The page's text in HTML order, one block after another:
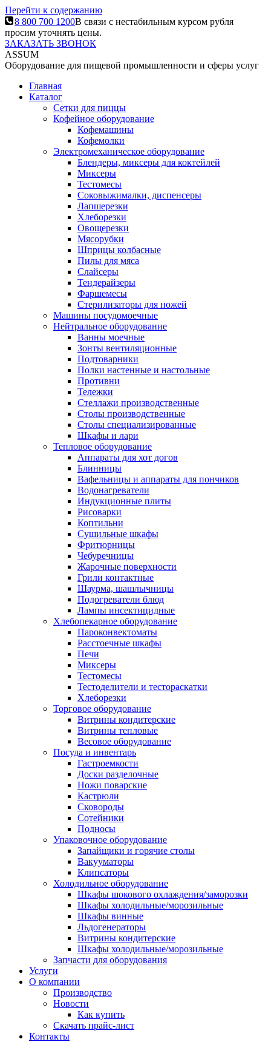
Перейти к содержанию
8 800 700 1200В связи с нестабильным курсом рубля
просим уточнять цены.
ЗАКАЗАТЬ ЗВОНОК
ASSUM
Оборудование для пищевой промышленности и сферы услуг
Главная
Каталог
Сетки для пиццы
Кофейное оборудование
Кофемашины
Кофемолки
Электромеханическое оборудование
Блендеры, миксеры для коктейлей
Миксеры
Тестомесы
Соковыжималки, диспенсеры
Лапшерезки
Хлеборезки
Овощерезки
Мясорубки
Шприцы колбасные
Пилы для мяса
Слайсеры
Тендерайзеры
Фаршемесы
Стерилизаторы для ножей
Машины посудомоечные
Нейтральное оборудование
Ванны моечные
Зонты вентиляционные
Подтоварники
Полки настенные и настольные
Противни
Тележки
Стеллажи производственные
Столы производственные
Столы специализированные
Шкафы и лари
Тепловое оборудование
Аппараты для хот догов
Блинницы
Вафельницы и аппараты для пончиков
Водонагреватели
Индукционные плиты
Рисоварки
Коптильни
Сушильные шкафы
Фритюрницы
Чебуречницы
Жарочные поверхности
Грили контактные
Шаурма, шашлычницы
Подогреватели блюд
Лампы инсектицидные
Хлебопекарное оборудование
Пароконвектоматы
Расстоечные шкафы
Печи
Миксеры
Тестомесы
Тестоделители и тестораскатки
Хлеборезки
Торговое оборудование
Витрины кондитерские
Витрины тепловые
Весовое оборудование
Посуда и инвентарь
Гастроемкости
Доски разделочные
Ножи поварские
Кастрюли
Сковороды
Сотейники
Подносы
Упаковочное оборудование
Запайщики и горячие столы
Вакууматоры
Клипсаторы
Холодильное оборудование
Шкафы шокового охлаждения/заморозки
Шкафы холодильные/морозильные
Шкафы винные
Льдогенераторы
Витрины кондитерские
Шкафы холодильные/морозильные
Запчасти для оборудования
Услуги
О компании
Производство
Новости
Как купить
Скачать прайс-лист
Контакты